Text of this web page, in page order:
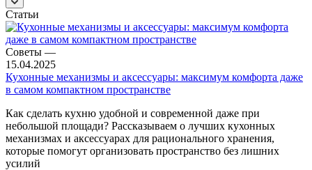
Статьи
Советы —
15.04.2025
Кухонные механизмы и аксессуары: максимум комфорта даже
в самом компактном пространстве
Как сделать кухню удобной и современной даже при
небольшой площади? Рассказываем о лучших кухонных
механизмах и аксессуарах для рационального хранения,
которые помогут организовать пространство без лишних
усилий